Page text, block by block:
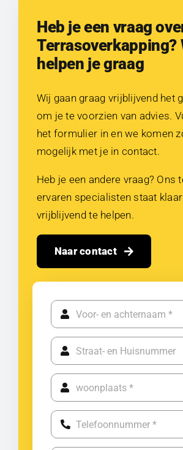
Heb je een vraag
Terrasoverkapping?
helpen je graag
Wij gaan graag vrijblijvend het
om je te voorzien van advies.
het formulier in en we komen
mogelijk met je in contact.
Heb je een andere vraag? Ons
ervaren specialisten staat
vrijblijvend te helpen.
Naar contact